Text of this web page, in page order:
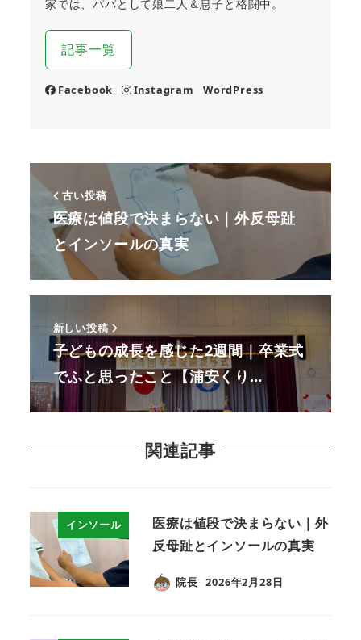
家では、パパとして娘二人＆息子と格闘中。
記事一覧
Facebook Instagram WordPress
古い投稿
医療は値段で決まらない｜外反母趾
とインソールの真実
新しい投稿
子どもの成長を感じた2週間｜卒業式
でふと思ったこと【浦安くり…
関連記事
インソール
医療は値段で決まらない｜外
反母趾とインソールの真実
院長 2026年2月28日